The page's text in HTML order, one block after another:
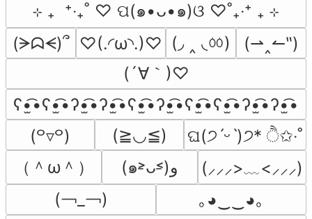
⊹ ₊  ⁺‧₊˚ ♡ ପ(๑•ᴗ•๑)ଓ ♡˚₊‧⁺ ₊ ⊹
(ᗒᗣᗕ)՞ ♡(.◜ω◝.)♡ (◞ ‸ ◟ㆀ)
(⇀‸↼‶)
(´∀｀)♡
ʕ•̫͡•ʕ•̫͡•ʔ•̫͡•ʔ•̫͡•ʕ•̫͡•ʔ•̫͡•ʕ•̫͡•ʕ•̫͡•ʔ•̫͡•ʔ•̫͡•
(꒪▿꒪)
(≧◡≦)
ଘ(੭ˊᵕˋ)੭* ੈ✩‧˚
（＾ω＾）
(๑˃̵ᴗ˂̵)و
(⸝⸝⸝>﹏<⸝⸝⸝)
(￢_￢)
｡◕‿‿◕｡